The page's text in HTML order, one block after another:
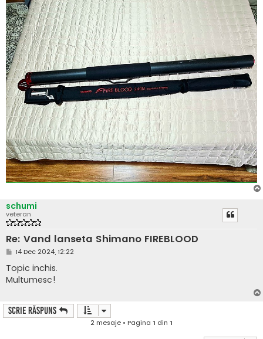
schumi
veteran
Re: Vand lanseta Shimano FIREBLOOD
M
s
a
j
14 Dec 2024, 12:22
Topic inchis.
Multumesc!
Scrie răspuns
2 mesaje • Pagina 1 din 1